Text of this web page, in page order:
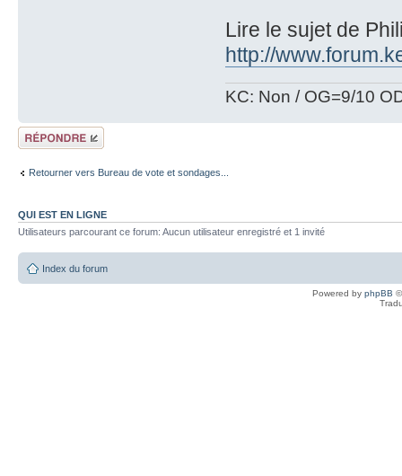
Lire le sujet de
http://
KC: Non / OG=9/10
Répondre
Retourner vers Bureau de vote et sondages...
QUI EST EN LIGNE
Utilisateurs parcourant ce forum: Aucun utilisateur enregistré et 1 invité
Index du forum
Powered by phpBB